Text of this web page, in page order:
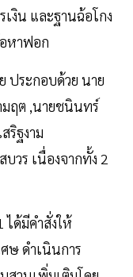
งิน และฐานฉ้อโกง
หาฟอก
ประกอบด้วย นาย
มฤต ,นายชนินทร์
ริฐงาม
วร เนื่องจากทั้ง 2
ด้มีคำสั่งให้
ษ ดำเนินการ